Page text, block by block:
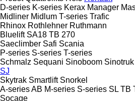
D-series K-series Kerax Manager
Midliner Midlum T-series Trafic
Rhinox Rothlehner Ruthmann
Bluelift SA18 TB 270
Saeclimber Safi Scania
P-series S-series T-series
Schmalz Sequani Sinoboom
SJ
Skytrak Smartlift Snorkel
A-seriesAB M-series S-series SL TB
Socage